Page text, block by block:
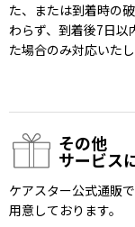
た、または到着時の
わらず、到着後7日
た場合のみ対応いたし
その他
サービス
ケアスター公式通販
用意しております。